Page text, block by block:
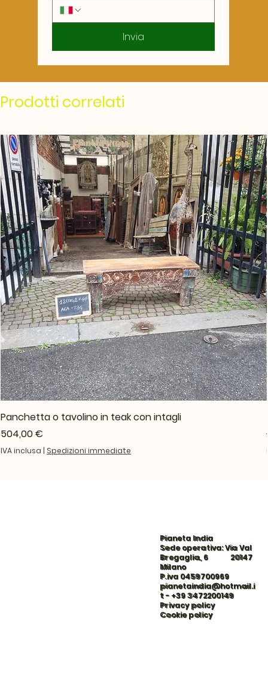
Invia
Prodotti correlati
Panchetta o tavolino in teak con intagli
Prezzo
504,00 €
IVA inclusa | Spedizioni immediate
Pianeta India
Sede operativa: Via Val
Bregaglia, 6 20147
Milano
P.iva 0459700969
pianetaindia@hotmail.i
t- +39 3472200149
Privacy policy
Cookie policy